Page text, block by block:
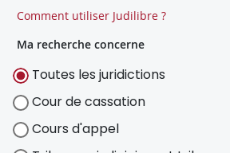
Comment utiliser Judilibre ?
Ma recherche concerne
Toutes les juridictions
Cour de cassation
Cours d'appel